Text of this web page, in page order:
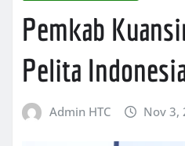
Pemkab
Pelita
Admin HTC Nov 3,